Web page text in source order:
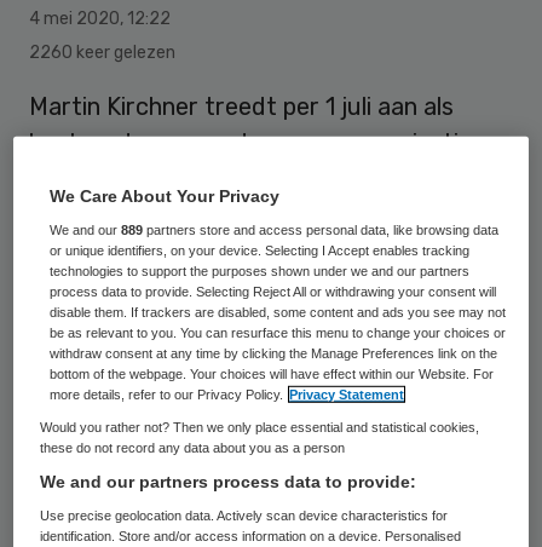
4 mei 2020, 12:22
2260 keer gelezen
Martin Kirchner treedt per 1 juli aan als
bestuurder van ouderenzorgorganisatie
Saskia van Opijnen op, die op 1 maart na
drieënhalf jaar Noorderbreedte verliet.
Kirchner (60) is een oude bekende, want hij
werkte eerder al een tijd bij
Noorderbreedte. Zo was hij in de jaren
negentig parttime-directeur van Nij Friema
Hiem in Grou, dat in 1996 samen met andere
organisaties tot Noorderbreedte fuseerde.
We Care About Your Privacy
We and our889 partners store and access personal data, like browsing data
or unique identifiers, on your device. Selecting I Accept enables tracking
technologies to support the purposes shown under we and our partners
process data to provide. Selecting Reject All or withdrawing your consent will
disable them. If trackers are disabled, some content and ads you see may not
be as relevant to you. You can resurface this menu to change your choices or
withdraw consent at any time by clicking the Manage Preferences link on the
bottom of the webpage. Your choices will have effect within our Website. For
more details, refer to our Privacy Policy.
Privacy Statement
Would you rather not? Then we only place essential and statistical cookies,
these do not record any data about you as a person
We and our partners process data to provide:
Use precise geolocation data. Actively scan device characteristics for
identification. Store and/or access information on a device. Personalised